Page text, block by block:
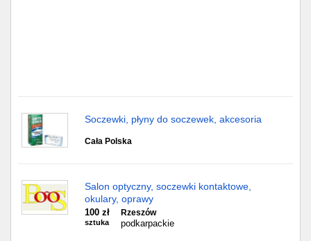
Soczewki, płyny do soczewek, akcesoria
Cała Polska
Salon optyczny, soczewki kontaktowe,
okulary, oprawy
100 zł
sztuka
Rzeszów
podkarpackie